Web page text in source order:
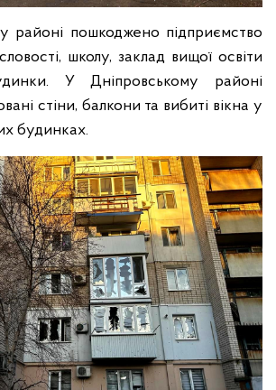
районі пошкоджено підприємство
школу, заклад вищої освіти
У Дніпровському районі
стіни, балкони та вибиті вікна у
будинках.